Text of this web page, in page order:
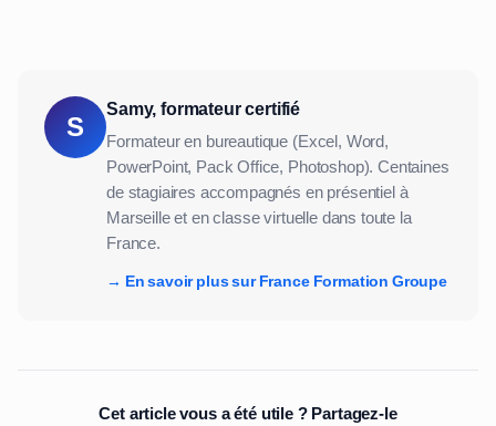
S
Samy, formateur certifié
Formateur en bureautique (Excel, Word,
PowerPoint, Pack Office, Photoshop). Centaines
de stagiaires accompagnés en présentiel à
Marseille et en classe virtuelle dans toute la
France.
→ En savoir plus sur France Formation Groupe
Cet article vous a été utile ? Partagez-le